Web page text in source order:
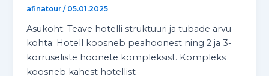
afinatour/ 05.01.2025
Asukoht: Teave hotelli struktuuri ja tubade arvu
kohta: Hotell koosneb peahoonest ning 2 ja 3-
korruseliste hoonete kompleksist. Kompleks
koosneb kahest hotellist